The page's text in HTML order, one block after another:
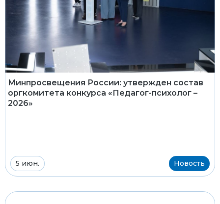
Минпросвещения России: утвержден состав
оргкомитета конкурса «Педагог-психолог –
2026»
5 июн. Новость